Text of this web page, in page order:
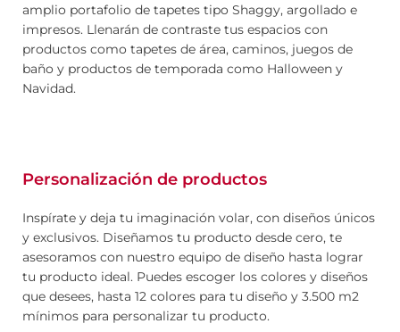
amplio portafolio de tapetes tipo Shaggy, argollado e
impresos. Llenarán de contraste tus espacios con
productos como tapetes de área, caminos, juegos de
baño y productos de temporada como Halloween y
Navidad.
Personalización de productos
Inspírate y deja tu imaginación volar, con diseños únicos
y exclusivos. Diseñamos tu producto desde cero, te
asesoramos con nuestro equipo de diseño hasta lograr
tu producto ideal. Puedes escoger los colores y diseños
que desees, hasta 12 colores para tu diseño y 3.500 m2
mínimos para personalizar tu producto.